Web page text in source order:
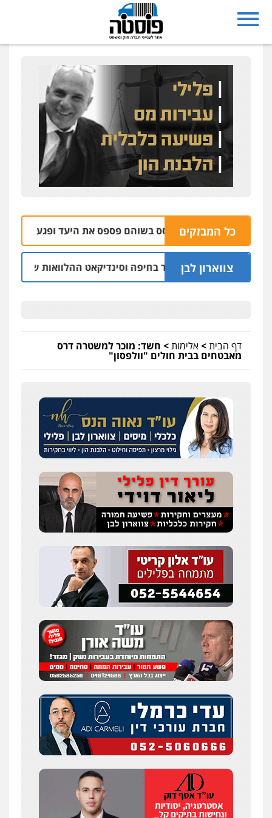
כל המבזקים
הבהרה: רימון רסס בשוהם פספס את היעד ופגע בבית של אזרח
צווארון לבן
יו"ר ש"ס לשעבר בחיפה וסינדיקאט ההלוואות של משפחת הרינג
דף הבית>אלימות> חשד: מוכר למשטרה דרס
מאבטחים בבית חולים "וולפסון"